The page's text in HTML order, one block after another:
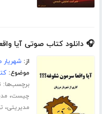
🎧 دانلود کتاب صوتی آیا
از:شهریار
موضوع:
برچسب‌ها:
چیست،
مدیریتی،